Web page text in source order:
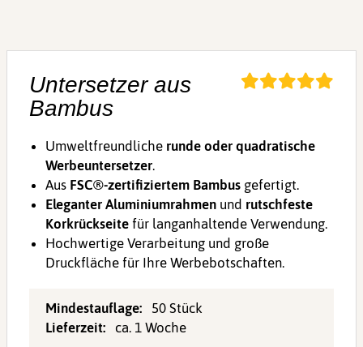
Untersetzer aus
Bambus
Umweltfreundliche runde oder quadratische
Werbeuntersetzer.
Aus FSC®-zertifiziertem Bambus gefertigt.
Eleganter Aluminiumrahmen und rutschfeste
Korkrückseite für langanhaltende Verwendung.
Hochwertige Verarbeitung und große
Druckfläche für Ihre Werbebotschaften.
Mindestauflage:
50 Stück
Lieferzeit: ca. 1 Woche